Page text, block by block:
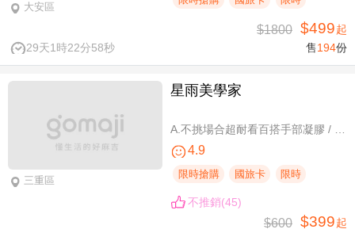
大安區
29天1時22分58秒
$1800 $499起
售194份
三重區
星雨美學家
4.9
限時搶購 國旅卡 限時
不推銷(45)
$600 $399起